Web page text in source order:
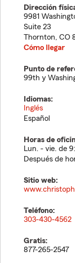
Dirección
9981
Suite 23
Thornton, CO
Cómo llegar
Punto de
99th y
Idiomas:
Inglés
Español
Horas de
Lun. - vie. de
Después de
Sitio web:
Teléfono:
303-430-4562
Gratis:
877-265-2547